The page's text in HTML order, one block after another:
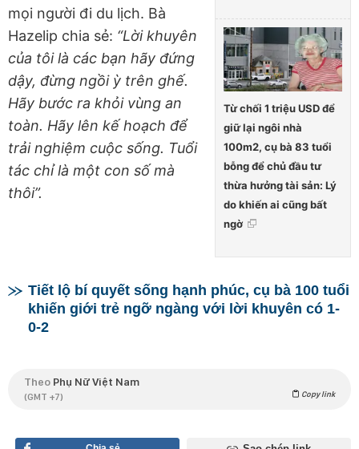
Từ chối 1 triệu USD để
giữ lại ngôi nhà
100m2, cụ bà 83 tuổi
bỗng để chủ đầu tư
thừa hưởng tài sản: Lý
do khiến ai cũng bất
ngờ
mọi người đi du lịch. Bà
Hazelip chia sẻ: “Lời khuyên
của tôi là các bạn hãy đứng
dậy, đừng ngồi ỳ trên ghế.
Hãy bước ra khỏi vùng an
toàn. Hãy lên kế hoạch để
trải nghiệm cuộc sống. Tuổi
tác chỉ là một con số mà
thôi”.
Tiết lộ bí quyết sống hạnh phúc, cụ bà 100 tuổi
khiến giới trẻ ngỡ ngàng với lời khuyên có 1-
0-2
Theo Phụ Nữ Việt Nam
(GMT +7) Copy link